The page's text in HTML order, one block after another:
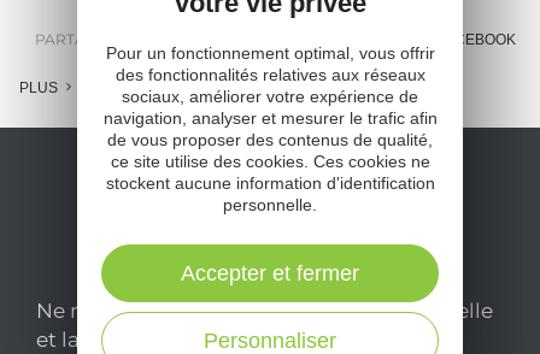
PARTAGER : FACEBOOK
PLUS
Ne manquez pas notre newsletter mensuelle
et laissez-vous inspirer pour profiter
Pour un fonctionnement optimal, vous offrir
des fonctionnalités relatives aux réseaux
sociaux, améliorer votre expérience de
navigation, analyser et mesurer le trafic afin
de vous proposer des contenus de qualité,
ce site utilise des cookies. Ces cookies ne
stockent aucune information d'identification
personnelle.
Personnaliser
Accepter et fermer